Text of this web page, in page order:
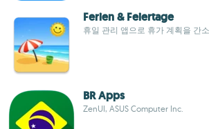
Ferien & Feiertage
휴일 관리 앱으로 휴가 계획을 간
BR Apps
ZenUI, ASUS Computer Inc.